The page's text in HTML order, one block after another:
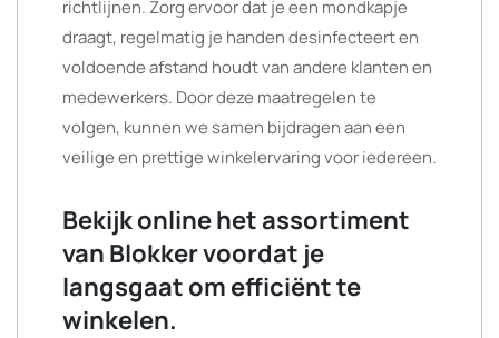
richtlijnen. Zorg ervoor dat je een mondkapje
draagt, regelmatig je handen desinfecteert en
voldoende afstand houdt van andere klanten en
medewerkers. Door deze maatregelen te
volgen, kunnen we samen bijdragen aan een
veilige en prettige winkelervaring voor iedereen.
Bekijk online het assortiment
van Blokker voordat je
langsgaat om efficiënt te
winkelen.